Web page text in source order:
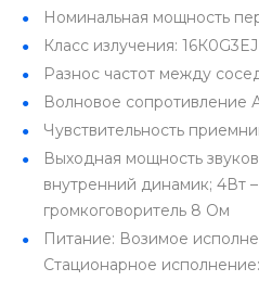
Номинальная мощность
Класс излучения:
Разнос частот между
Волновое сопротивление
Чувствительность
Выходная мощность
внутренний динамик; 4Вт
громкоговоритель 8 Ом
Питание: Возимое
Стационарное